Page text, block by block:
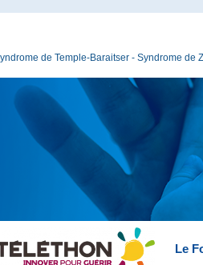
de Temple-Baraitser - Syndrome de
Le